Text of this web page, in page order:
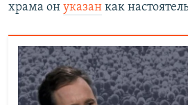
храма он указан как